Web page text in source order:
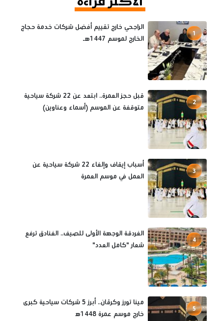
الأكثر قراءة
1
الراجحي خارج تقييم أفضل شركات خدمة حجاج
الخارج لموسم 1447هـ
2
قبل حجز العمرة.. ابتعد عن 22 شركة سياحية
متوقفة عن الموسم (أسماء وعناوين)
3
أسباب إيقاف وإلغاء 22 شركة سياحية عن
العمل في موسم العمرة
4
الغردقة الوجهة الأولى للصيف.. الفنادق ترفع
شعار "كامل العدد"
5
مينا تورز وكرڤان.. أبرز 5 شركات سياحية كبرى
خارج موسم عمرة 1448ه‍